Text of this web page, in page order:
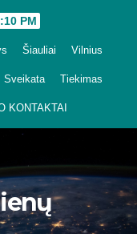
PM
Šiauliai Vilnius
Sveikata Tiekimas
KONTAKTAI